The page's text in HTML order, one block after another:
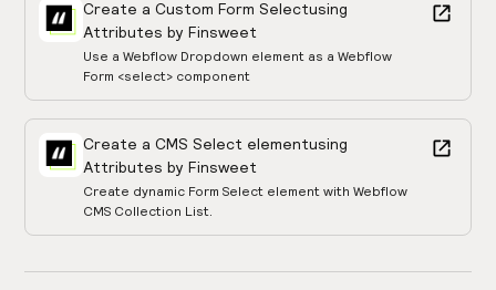
Create a Custom Form Selectusing
Attributes by Finsweet
Use a Webflow Dropdown element as a Webflow
Form <select> component
Create a CMS Select elementusing
Attributes by Finsweet
Create dynamic Form Select element with Webflow
CMS Collection List.